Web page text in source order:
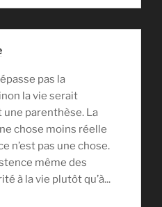
pas la
la vie serait
une parenthèse. La
chose moins réelle
n’est pas une chose.
même des
à la vie plutôt qu’à...